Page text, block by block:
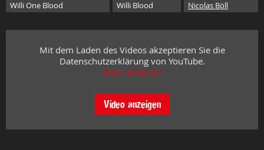
Willi One Blood
Willi Blood Nicolas Böll
Mit dem Laden des Videos akzeptieren Sie die
Datenschutzerklärung von YouTube.
Mehr erfahren
Video anzeigen